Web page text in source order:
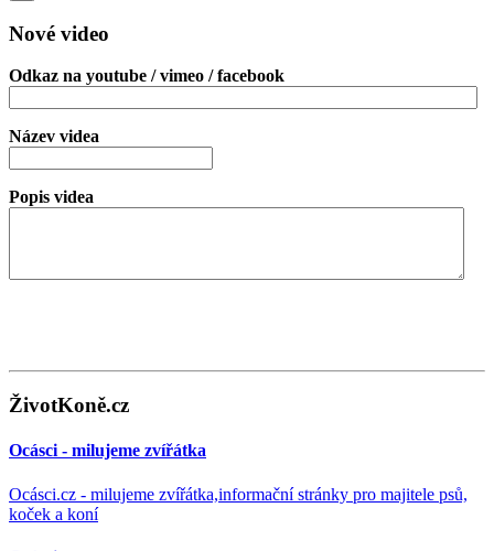
Nové video
Odkaz na youtube / vimeo / facebook
Název videa
Popis videa
ŽivotKoně.cz
Ocásci - milujeme zvířátka
Ocásci.cz - milujeme zvířátka,informační stránky pro majitele psů,
koček a koní